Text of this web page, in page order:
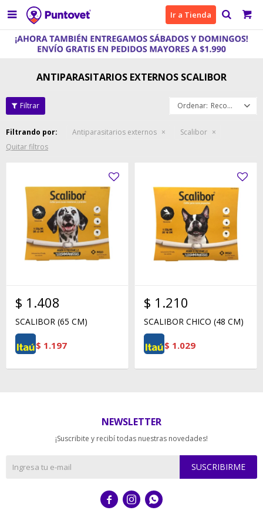
 Ir a Tienda
ANTIPARASITARIOS EXTERNOS SCALIBOR
Recomendados
Filtrando por: Antiparasitarios externos
Scalibor
Quitar filtros
$ 1.408
SCALIBOR (65 CM)
$ 1.197
$ 1.210
SCALIBOR CHICO (48 CM)
$ 1.029
NEWSLETTER
¡Suscribite y recibí todas nuestras novedades!
SUSCRIBIRME
  